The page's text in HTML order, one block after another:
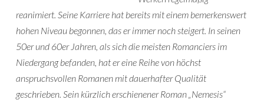
reanimiert. Seine Karriere hat bereits mit einem bemerkenswert
hohen Niveau begonnen, das er immer noch steigert. In seinen
50er und 60er Jahren, als sich die meisten Romanciers im
Niedergang befanden, hat er eine Reihe von höchst
anspruchsvollen Romanen mit dauerhafter Qualität
geschrieben. Sein kürzlich erschienener Roman „Nemesis“